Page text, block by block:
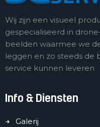
Wij zijn een visueel
gespecialiseerd in
beelden waarmee we
leggen en zo steeds de
service kunnen leveren
Info & Diensten
Galerij